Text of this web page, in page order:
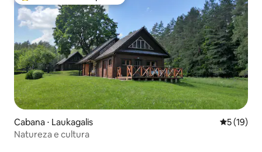
Cabana ⋅ Laukagalis 5 de uma
5 (19)
Natureza e cultura